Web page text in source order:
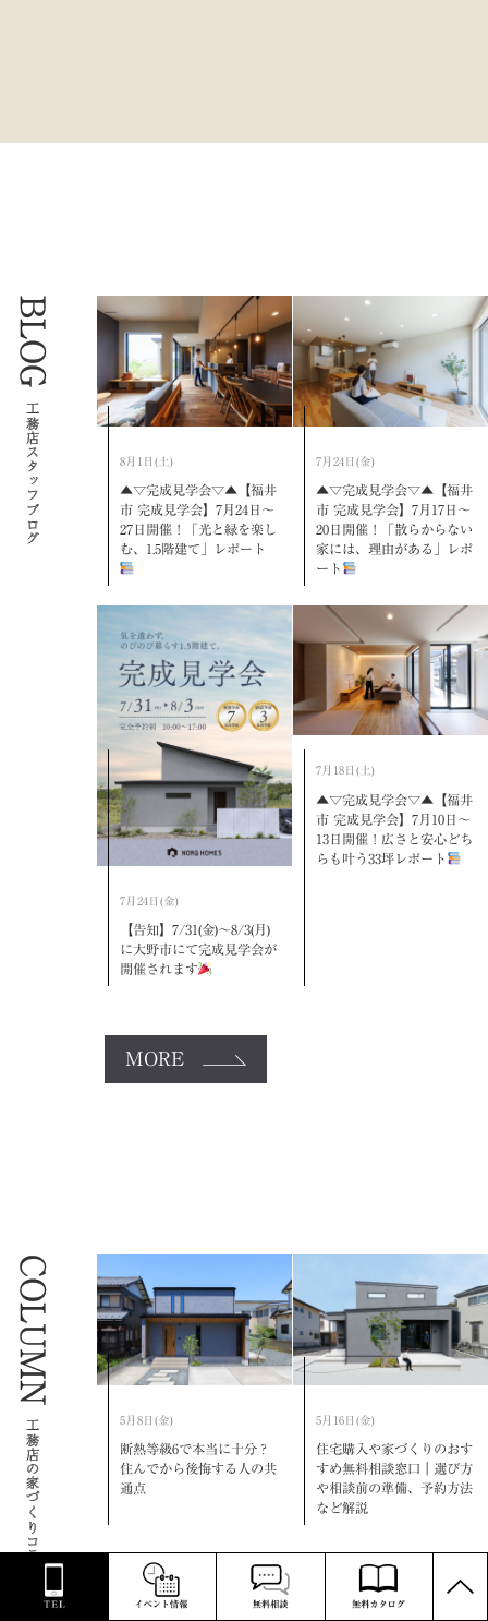
工務店スタッフブログ
BLOG
8月1日(土)
▲▽完成見学会▽▲【福井
市 完成見学会】7月24日～
27日開催！「光と緑を楽し
む、1.5階建て」レポート
7月24日(金)
▲▽完成見学会▽▲【福井
市 完成見学会】7月17日～
20日開催！「散らからない
家には、理由がある」レポ
ート
7月24日(金)
【告知】7/31(金)～8/3(月)
に大野市にて完成見学会が
開催されます
7月18日(土)
▲▽完成見学会▽▲【福井
市 完成見学会】7月10日～
13日開催！広さと安心どち
らも叶う33坪レポート
MORE
工務店の家づくりコラム
COLUMN
5月8日(金)
断熱等級6で本当に十分？
住んでから後悔する人の共
通点
5月16日(金)
住宅購入や家づくりのおす
すめ無料相談窓口｜選び方
や相談前の準備、予約方法
など解説
TOP